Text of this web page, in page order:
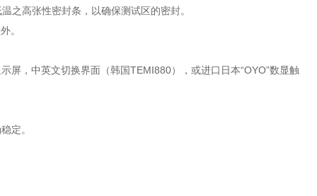
之高张性密封条，以确保测试区的密封。
。
，中英文切换界面（韩国TEMI880），或进口日本“OYO”数显触
定。